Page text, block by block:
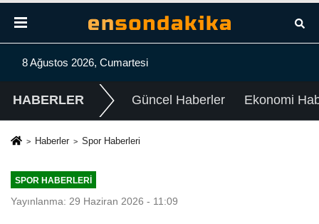
8 Ağustos 2026, Cumartesi
HABERLER Güncel Haberler Ekonomi
Haberler Spor Haberleri
SPOR HABERLERI
Yayınlanma: 29 Haziran 2026 - 11:09